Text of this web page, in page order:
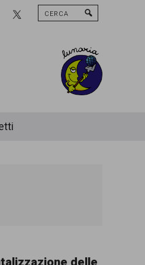
Cerca
delle